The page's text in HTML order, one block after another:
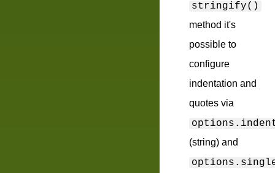
stringify()
method it's
possible to
configure
indentation and
quotes via
(string) and